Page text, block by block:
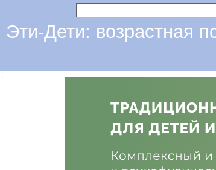
Эти-Дети: возрастная